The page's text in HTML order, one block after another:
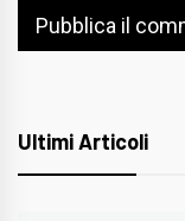
Ultimi Articoli